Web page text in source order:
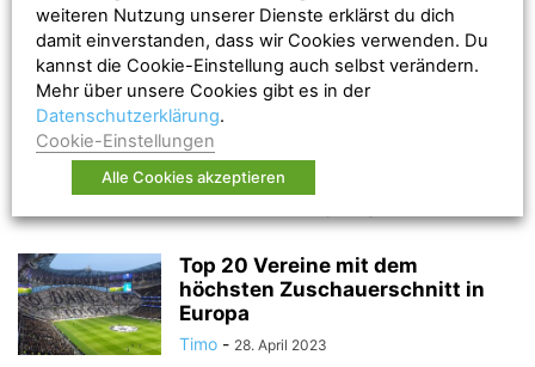
(1991–2003) und Charlton Athletic (1986–1991) genutzt.
Back
Top 20 Vereine mit dem
höchsten Zuschauerschnitt in
Europa
Timo - 28. April 2023
weiteren Nutzung unserer Dienste erklärst du dich
damit einverstanden, dass wir Cookies verwenden. Du
kannst die Cookie-Einstellung auch selbst verändern.
Mehr über unsere Cookies gibt es in der
Datenschutzerklärung.
Cookie-Einstellungen
Alle Cookies akzeptieren